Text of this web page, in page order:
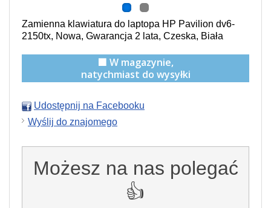
Zamienna klawiatura do laptopa HP Pavilion dv6-
2150tx, Nowa, Gwarancja 2 lata, Czeska, Biała
🟩 W magazynie,
natychmiast do wysyłki
Udostępnij na Facebooku
Wyślij do znajomego
Możesz na nas polegać
👍